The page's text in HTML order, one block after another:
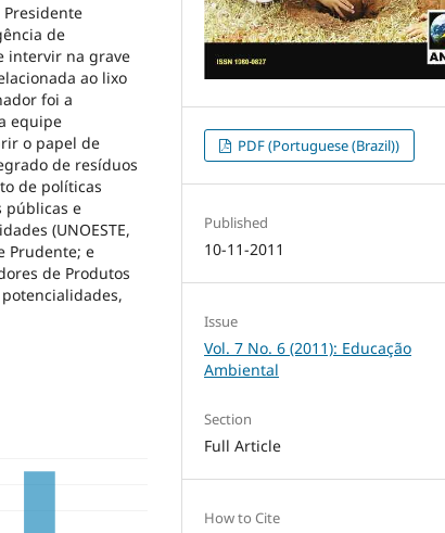
Presidente
de
intervir na grave
ao lixo
foi a
equipe
o papel de
de resíduos
de políticas
públicas e
(UNOESTE,
Prudente; e
de Produtos
potencialidades,
PDF (Portuguese (Brazil))
Published
10-11-2011
Issue
Vol. 7 No. 6 (2011): Educação
Ambiental
Section
Full Article
How to Cite